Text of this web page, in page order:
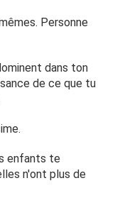
moins de
fille pour la
elle habite à 3
voiture juste
très dur d'avoir
sans eux .tout es
voie plus et mon
Personne
dans ton
de ce que tu
enfants te
n'ont plus de